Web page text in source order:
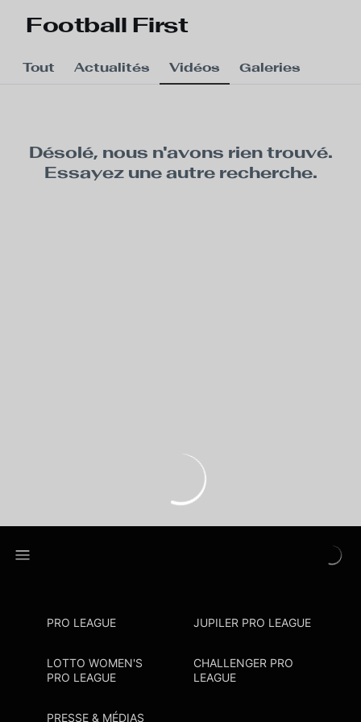
Football First
Tout Actualités Vidéos Galeries
Désolé, nous n'avons rien trouvé.
Essayez une autre recherche.
PRO LEAGUE JUPILER PRO LEAGUE
LOTTO WOMEN'S
PRO LEAGUE
CHALLENGER PRO
LEAGUE
PRESSE & MÉDIAS